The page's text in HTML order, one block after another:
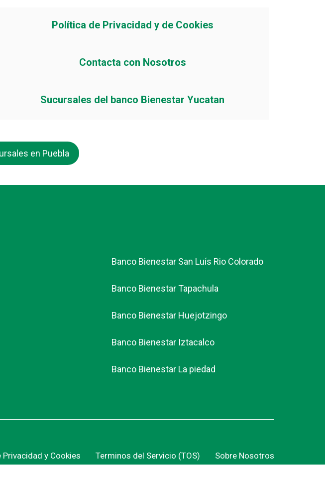
Política de Privacidad y de Cookies
Contacta con Nosotros
Sucursales del banco Bienestar Yucatan
en Puebla
Banco Bienestar San Luís Rio Colorado
Banco Bienestar Tapachula
Banco Bienestar Huejotzingo
Banco Bienestar Iztacalco
Banco Bienestar La piedad
Privacidad y Cookies Terminos del Servicio (TOS) Sobre Nosotros